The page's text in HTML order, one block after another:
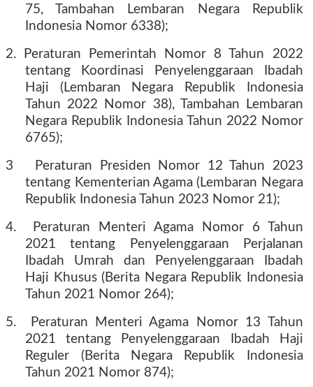
75, Tambahan Lembaran Negara Republik
Indonesia Nomor 6338);
2. Peraturan Pemerintah Nomor 8 Tahun 2022
tentang Koordinasi Penyelenggaraan Ibadah
Haji (Lembaran Negara Republik Indonesia
Tahun 2022 Nomor 38), Tambahan Lembaran
Negara Republik Indonesia Tahun 2022 Nomor
6765);
3
Peraturan Presiden Nomor 12 Tahun 2023
tentang Kementerian Agama (Lembaran Negara
Republik Indonesia Tahun 2023 Nomor 21);
4.
Peraturan Menteri Agama Nomor 6 Tahun
2021 tentang Penyelenggaraan Perjalanan
Ibadah Umrah dan Penyelenggaraan Ibadah
Haji Khusus (Berita Negara Republik Indonesia
Tahun 2021 Nomor 264);
5.
Peraturan Menteri Agama Nomor 13 Tahun
2021 tentang Penyelenggaraan Ibadah Haji
Reguler (Berita Negara Republik Indonesia
Tahun 2021 Nomor 874);